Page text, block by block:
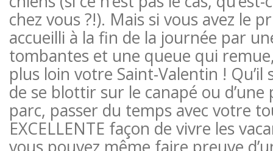
chez vous ?!). Mais si vous avez le
accueilli à la fin de la journée par
tombantes et une queue qui
plus loin votre Saint-Valentin ! Qu’il
de se blottir sur le canapé ou
parc, passer du temps avec votre
EXCELLENTE façon de vivre les
vous pouvez même faire preuve